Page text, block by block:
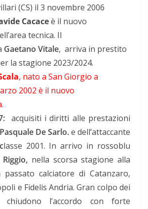
(CS) il 3 novembre 2006
Cacaceè il nuovo
tecnica. Il
Gaetano Vitale, arriva in prestito
la stagione 2023/2024.
, nato a San Giorgio a
2002 è il nuovo
acquisiti i diritti alle prestazioni
Pasquale De Sarlo.e dell’attaccante
lasse 2001. In arrivo in rossoblu
nella scorsa stagione alla
calciatore di Catanzaro,
e Fidelis Andria. Gran colpo dei
chiudono l’accordo con forte